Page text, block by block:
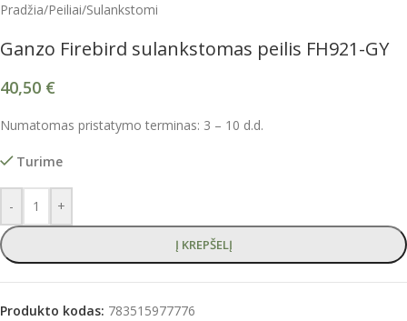
Pradžia/Peiliai/Sulankstomi
Ganzo Firebird sulankstomas peilis FH921-GY
40,50 €
Numatomas pristatymo terminas: 3 – 10 d.d.
Turime
- +
Į KREPŠELĮ
Produkto kodas: 783515977776